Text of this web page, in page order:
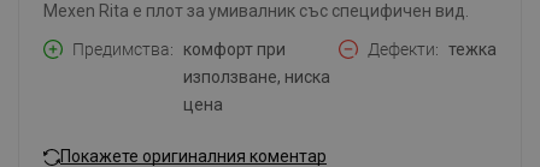
Mexen Rita е плот за умивалник със специфичен вид.
Предимства
комфорт при
използване, ниска
цена
Дефекти тежка
Покажете оригиналния коментар